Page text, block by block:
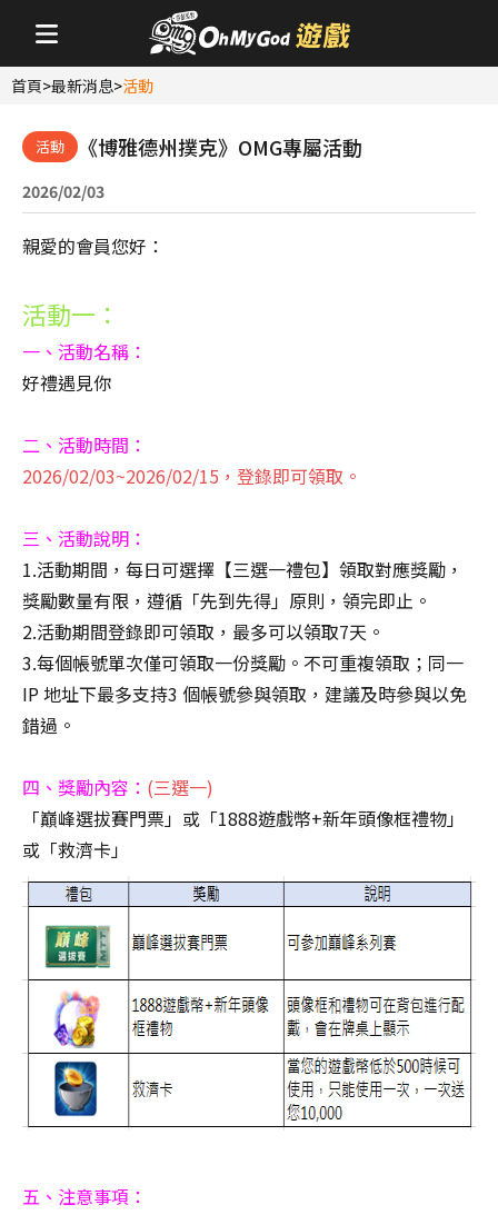
首頁>最新消息>活動
活動 《博雅德州撲克》OMG專屬活動
2026/02/03
親愛的會員您好：
活動一：
一、活動名稱：
好禮遇見你
二、活動時間：
2026/02/03~2026/02/15，登錄即可領取。
三、活動說明：
1.活動期間，每日可選擇【三選一禮包】領取對應獎勵，
獎勵數量有限，遵循「先到先得」原則，領完即止。
2.活動期間登錄即可領取，最多可以領取7天。
3.每個帳號單次僅可領取一份獎勵。不可重複領取；同一
IP 地址下最多支持3 個帳號參與領取，建議及時參與以免
錯過。
四、獎勵內容： (三選一)
「巔峰選拔賽門票」或「1888遊戲幣+新年頭像框禮物」
或「救濟卡」
五、注意事項：